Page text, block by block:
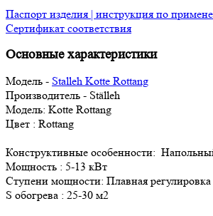
Паспорт изделия | инструкция по
Сертификат соответствия
Основные характеристики
Модель - Stalleh Kotte Rottang
Производитель - Ställeh
Модель: Kotte Rottang
Цвет : Rottang
Конструктивные особенности:
Мощность : 5-13 кВт
Ступени мощности: Плавная регулировка
S обогрева : 25-30 м2